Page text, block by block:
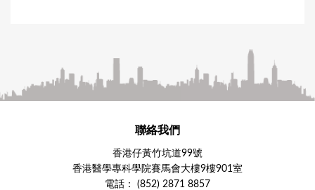
聯絡我們
香港仔黃竹坑道99號
香港醫學專科學院賽馬會大樓9樓901室
電話： (852) 2871 8857